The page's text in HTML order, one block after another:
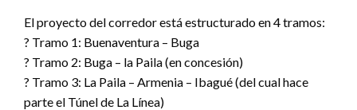
El proyecto del corredor está estructurado en 4 tramos:
? Tramo 1: Buenaventura – Buga
? Tramo 2: Buga – la Paila (en concesión)
? Tramo 3: La Paila – Armenia – Ibagué (del cual hace
parte el Túnel de La Línea)